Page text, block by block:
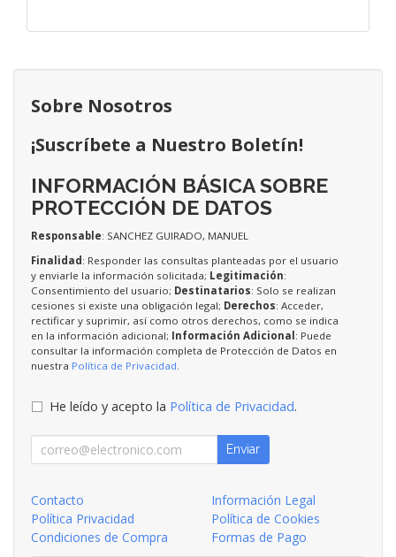
Sobre Nosotros
¡Suscríbete a Nuestro Boletín!
INFORMACIÓN BÁSICA SOBRE
PROTECCIÓN DE DATOS
Responsable: SANCHEZ GUIRADO, MANUEL
Finalidad: Responder las consultas planteadas por el usuario
y enviarle la información solicitada; Legitimación:
Consentimiento del usuario; Destinatarios: Solo se realizan
cesiones si existe una obligación legal; Derechos: Acceder,
rectificar y suprimir, así como otros derechos, como se indica
en la información adicional; Información Adicional: Puede
consultar la información completa de Protección de Datos en
nuestra Política de Privacidad
He leído y acepto la Política de Privacidad.
Enviar
Contacto
Información Legal
Política Privacidad
Política de Cookies
Condiciones de Compra
Formas de Pago